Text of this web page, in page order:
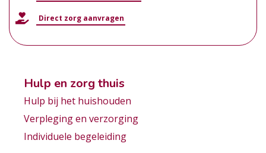
Direct zorg aanvragen
Hulp en zorg thuis
Hulp bij het huishouden
Verpleging en verzorging
Individuele begeleiding